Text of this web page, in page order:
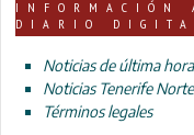
INFORMACIÓN
DIARIO
Noticias de última
Noticias Tenerife Norte
Términos legales